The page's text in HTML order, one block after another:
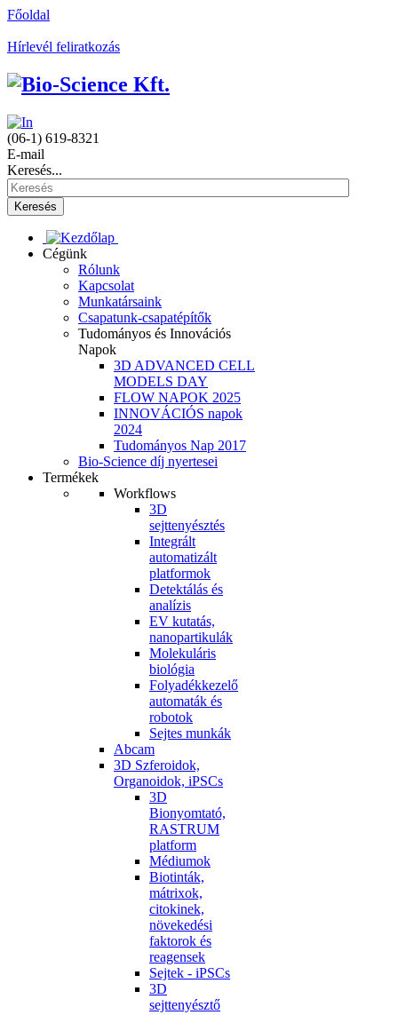
Főoldal
Hírlevél feliratkozás
(06-1) 619-8321
E-mail
Keresés...
Keresés
Cégünk
Rólunk
Kapcsolat
Munkatársaink
Csapatunk-csapatépítők
Tudományos és Innovációs
Napok
3D ADVANCED CELL
MODELS DAY
FLOW NAPOK 2025
INNOVÁCIÓS napok
2024
Tudományos Nap 2017
Bio-Science díj nyertesei
Termékek
Workflows
3D
sejttenyésztés
Integrált
automatizált
platformok
Detektálás és
analízis
EV kutatás,
nanopartikulák
Molekuláris
biológia
Folyadékkezelő
automaták és
robotok
Sejtes munkák
Abcam
3D Szferoidok,
Organoidok, iPSCs
3D
Bionyomtató,
RASTRUM
platform
Médiumok
Biotinták,
mátrixok,
citokinek,
növekedési
faktorok és
reagensek
Sejtek - iPSCs
3D
sejttenyésztő